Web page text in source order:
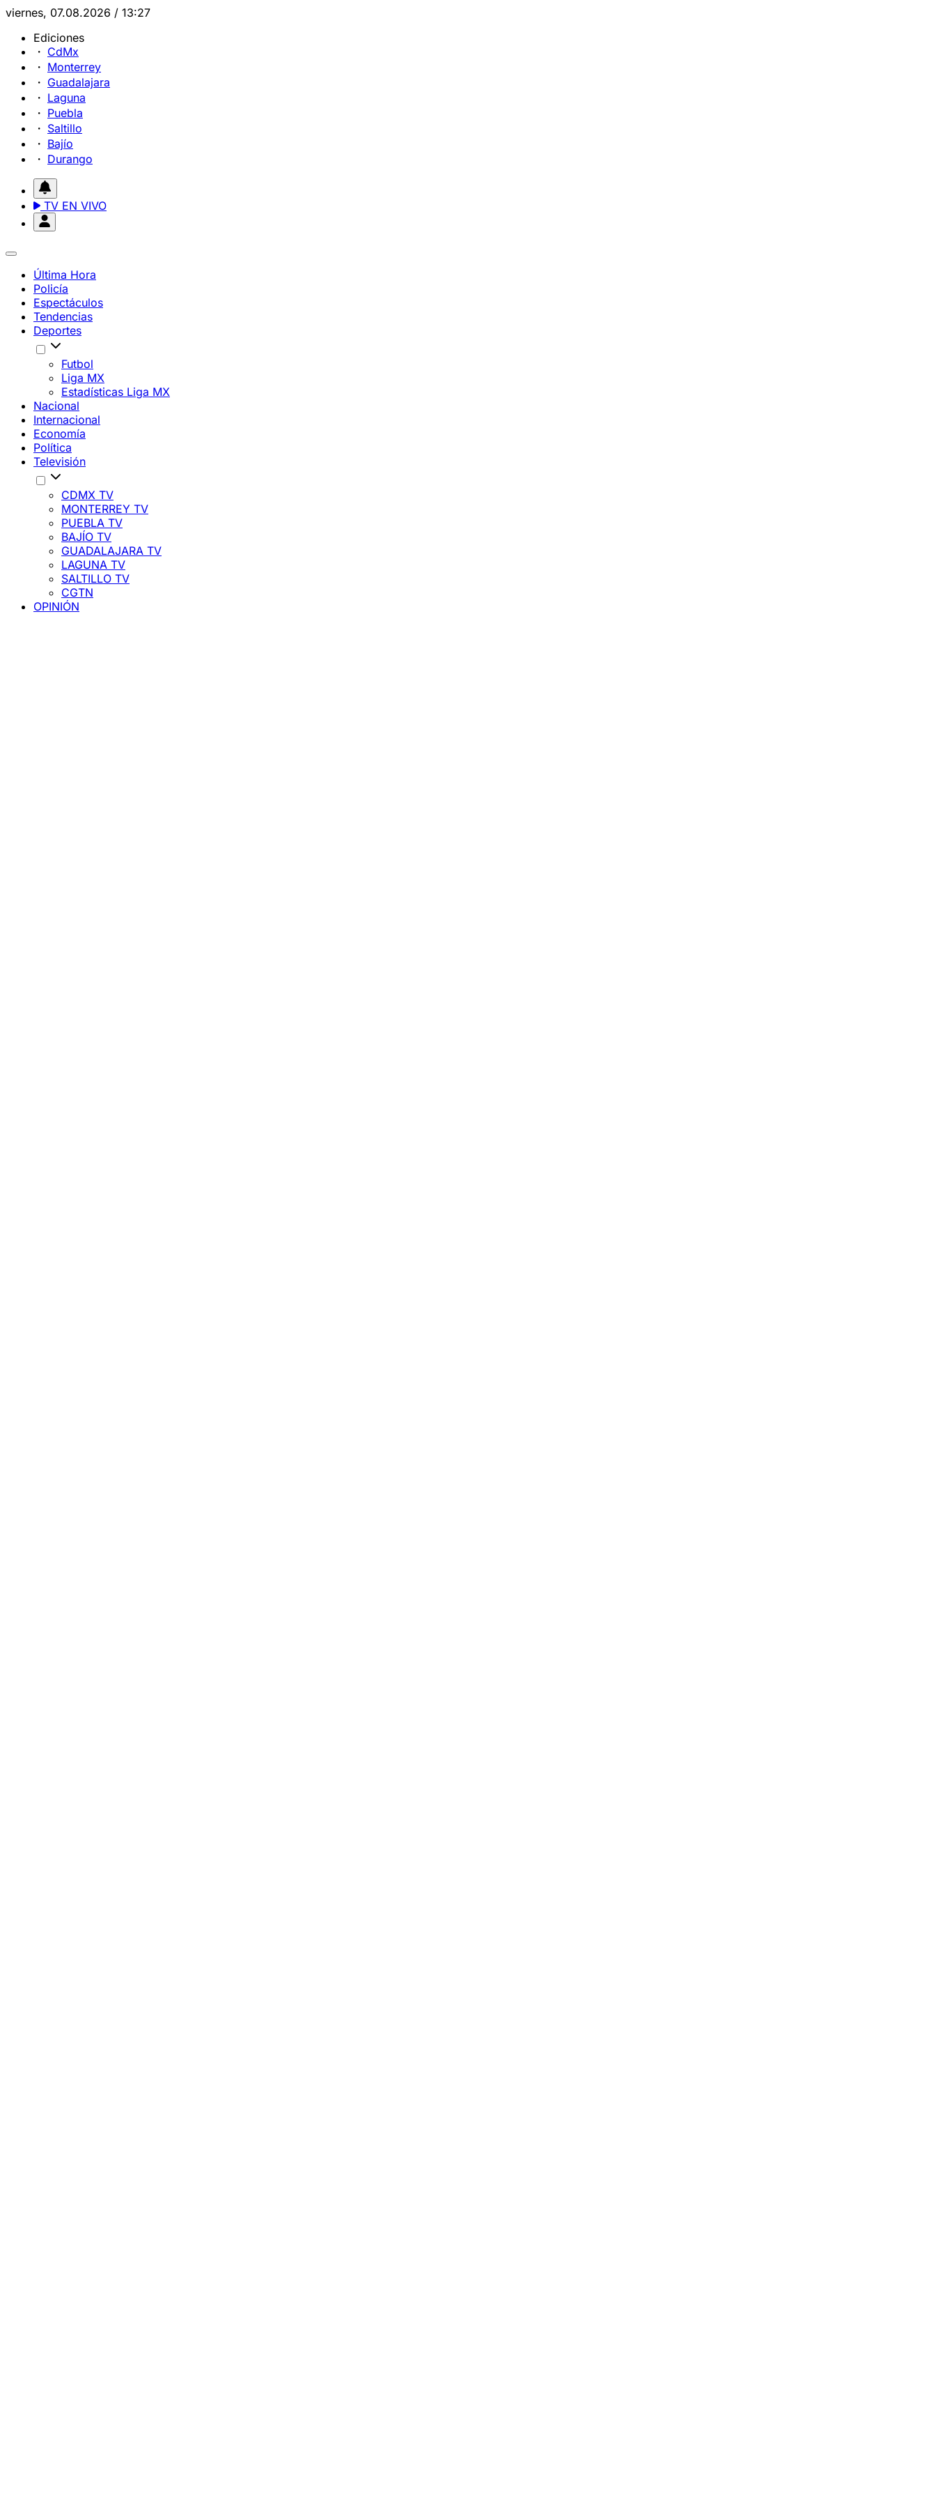
viernes, 07.08.2026 / 13:27
Ediciones
CdMx
Monterrey
Guadalajara
Laguna
Puebla
Saltillo
Bajío
Durango
TV EN VIVO
Última Hora
Policía
Espectáculos
Tendencias
Deportes
Futbol
Liga MX
Estadísticas Liga MX
Nacional
Internacional
Economía
Política
Televisión
CDMX TV
MONTERREY TV
PUEBLA TV
BAJÍO TV
GUADALAJARA TV
LAGUNA TV
SALTILLO TV
CGTN
OPINIÓN